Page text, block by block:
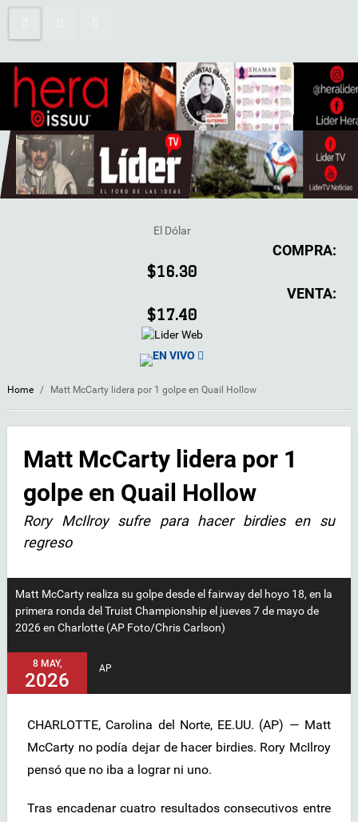
El Dólar
COMPRA:
$16.30
VENTA:
$17.40
EN VIVO
Home / Matt McCarty lidera por 1 golpe en Quail Hollow
Matt McCarty lidera por 1
golpe en Quail Hollow
Rory McIlroy sufre para hacer birdies en su
regreso
Matt McCarty realiza su golpe desde el fairway del hoyo 18, en la
primera ronda del Truist Championship el jueves 7 de mayo de
2026 en Charlotte (AP Foto/Chris Carlson)
8 MAY,
2026
AP
CHARLOTTE, Carolina del Norte, EE.UU. (AP) — Matt
McCarty no podía dejar de hacer birdies. Rory McIlroy
pensó que no iba a lograr ni uno.
Tras encadenar cuatro resultados consecutivos entre